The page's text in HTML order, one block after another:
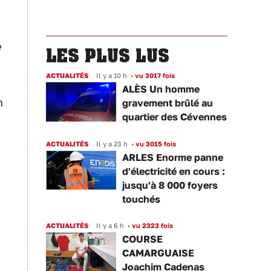
LES PLUS LUS
ACTUALITÉS Il y a 10 h • vu 3017 fois
ALÈS Un homme
gravement brûlé au
quartier des Cévennes
ACTUALITÉS Il y a 23 h • vu 3015 fois
ARLES Enorme panne
d'électricité en cours :
jusqu'à 8 000 foyers
touchés
ACTUALITÉS Il y a 6 h • vu 2323 fois
COURSE
CAMARGUAISE
Joachim Cadenas